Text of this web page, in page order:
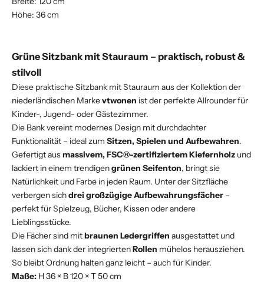
Höhe: 36 cm
Grüne Sitzbank mit Stauraum – praktisch, robust &
stilvoll
Diese praktische Sitzbank mit Stauraum aus der Kollektion der
niederländischen Markevtwonen ist der perfekte Allrounder für
Kinder-, Jugend- oder Gästezimmer.
Die Bank vereint modernes Design mit durchdachter
Funktionalität – ideal zum Sitzen, Spielen und Aufbewahren.
Gefertigt ausmassivem, FSC®-zertifiziertem Kiefernholz und
lackiert in einem trendigengrünen Seifenton, bringt sie
Natürlichkeit und Farbe in jeden Raum. Unter der Sitzfläche
verbergen sichdrei großzügige Aufbewahrungsfächer –
perfekt für Spielzeug, Bücher, Kissen oder andere
Lieblingsstücke.
Die Fächer sind mitbraunen Ledergriffen ausgestattet und
lassen sich dank der integriertenRollen mühelos herausziehen.
So bleibt Ordnung halten ganz leicht – auch für Kinder.
Maße: H 36 × B 120 × T 50 cm